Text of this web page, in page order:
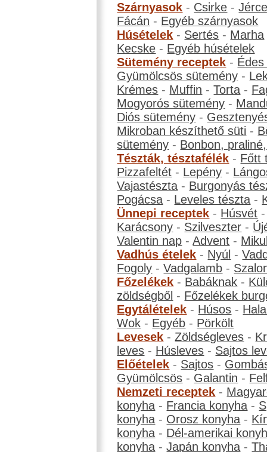
Szárnyasok - Csirke -
Fácán - Egyéb szárnyasok
Húsételek - Sertés - Marha
Kecske - Egyéb húsételek
Sütemény receptek -
Gyümölcsös sütemény -
Krémes - Muffin -Torta -
Mogyorós sütemény -
Diós sütemény -
Mikroban készíthető süti -
sütemény - Bonbon,
Tészták, tésztafélék - Főtt
Pizzafeltét - Lepény -
Vajastészta - Burgonyás
Pogácsa - Leveles tészta -
Ünnepi receptek - Húsvét
Karácsony - Szilveszter -
Valentin nap -Advent -
Vadhús ételek - Nyúl -
Fogoly -Vadgalamb -
Főzelékek - Babáknak -
zöldségből - Főzelékek
Egytálételek - Húsos -
Wok - Egyéb - Pörkölt
Levesek -Zöldségleves -
leves - Húsleves - Sajtos
Előételek - Sajtos -
Gyümölcsös - Galantin -
Nemzeti receptek -
konyha - Francia konyha -
konyha - Orosz konyha -
konyha - Dél-amerikai
konyha -Japán konyha -